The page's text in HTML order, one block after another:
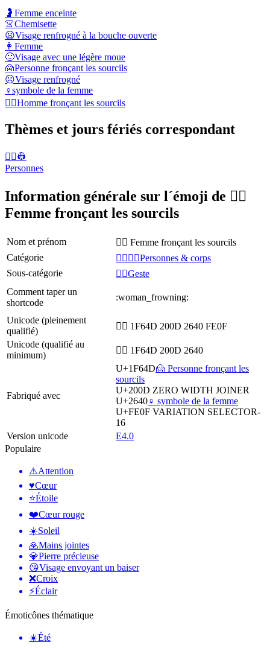
🤰 Femme enceinte
👚Chemisette
😦Visage renfrogné à la bouche ouverte
👩 Femme
🙁Visage avec une légère moue
🙍Personne fronçant les sourcils
☹️Visage renfrogné
♀️symbole de la femme
🙍‍♂️Homme fronçant les sourcils
Thèmes et jours fériés correspondant
👨‍✈️👷
Personnes
Information générale sur l´émoji de 🙍‍♀️
Femme fronçant les sourcils
Nom et prénom
🙍‍♀️ Femme fronçant les sourcils
Catégorie
👩‍❤️‍💋‍👨Personnes & corps
Sous-catégorie
🙅‍♀️Geste
Comment taper un
shortcode
:woman_frowning:
Unicode (pleinement
qualifié)
🙍‍♀️ 1F64D 200D 2640 FE0F
Unicode (qualifié au
minimum)
🙍‍♀ 1F64D 200D 2640
Fabriqué avec
U+1F64D🙍 Personne fronçant les
sourcils
U+200D ZERO WIDTH JOINER
U+2640♀️ symbole de la femme
U+FE0F VARIATION SELECTOR-
16
Version unicode
E4.0
Populaire
⚠️Attention
♥️Cœur
⭐Étoile
❤️Cœur rouge
☀️Soleil
🙏Mains jointes
💎Pierre précieuse
😘Visage envoyant un baiser
❌Croix
⚡Éclair
Émoticônes thématique
☀️Été